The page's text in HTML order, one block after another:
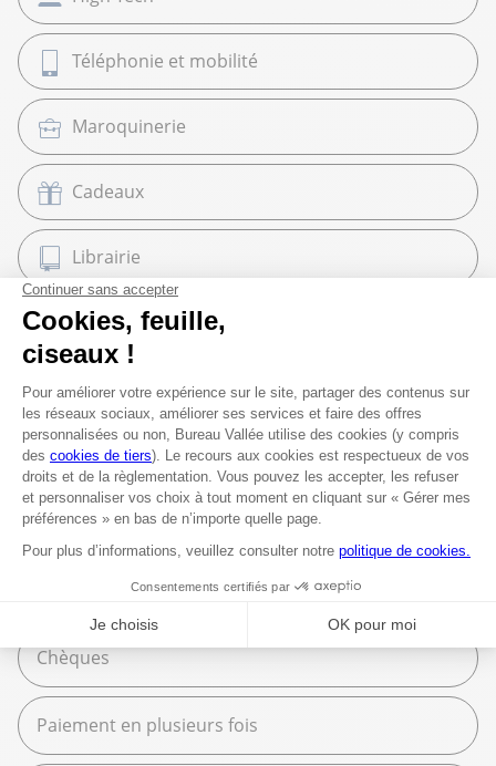
Téléphonie et mobilité
Maroquinerie
Cadeaux
Librairie
Beaux Arts
Espace services
Fournitures scolaires
Moyens de paiement
Chèques
Paiement en plusieurs fois